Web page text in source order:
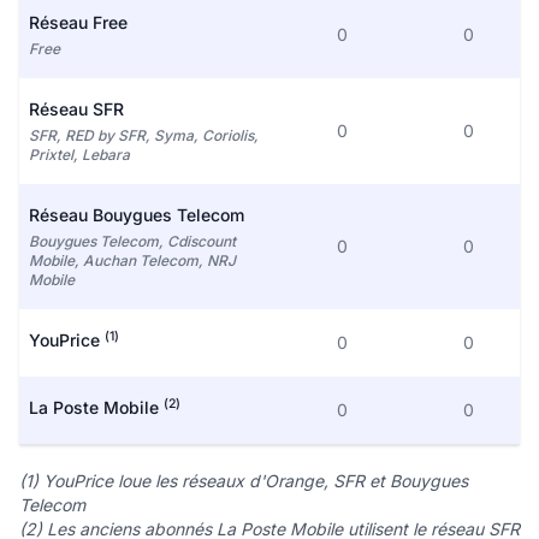
Réseau Free
Free
0 0
Réseau SFR
SFR, RED by SFR, Syma, Coriolis,
Prixtel, Lebara
0 0
Réseau Bouygues Telecom
Bouygues Telecom, Cdiscount
Mobile, Auchan Telecom, NRJ
Mobile
0 0
YouPrice (1) 0 0
La Poste Mobile (2) 0 0
(1) YouPrice loue les réseaux d'Orange, SFR et Bouygues
Telecom
(2) Les anciens abonnés La Poste Mobile utilisent le réseau SFR